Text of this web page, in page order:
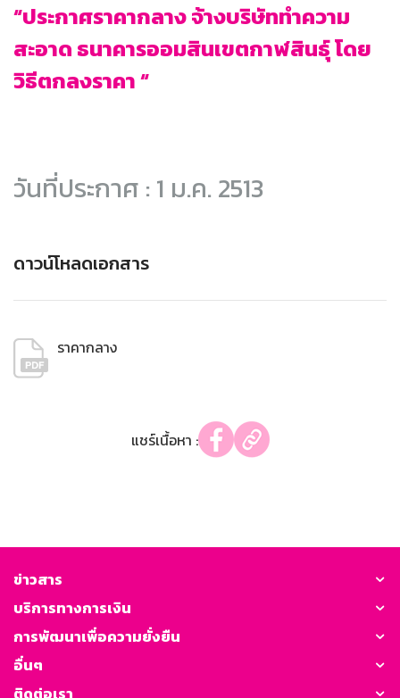
“ประกาศราคากลาง จ้างบริษัททำความ
สะอาด ธนาคารออมสินเขตกาฬสินธุ์ โดย
วิธีตกลงราคา “
วันที่ประกาศ : 1 ม.ค. 2513
ดาวน์โหลดเอกสาร
ราคากลาง
แชร์เนื้อหา :
ข่าวสาร
บริการทางการเงิน
การพัฒนาเพื่อความยั่งยืน
อื่นๆ